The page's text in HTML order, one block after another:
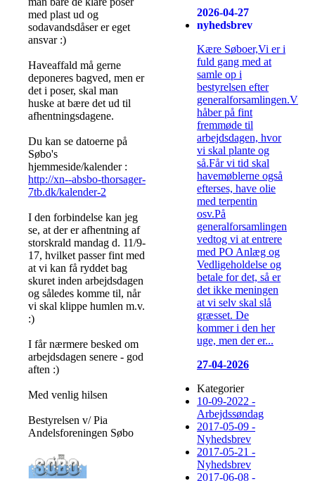
med plast ud og
sodavandsdåser er eget
ansvar :)
Haveaffald må gerne
deponeres bagved, men er
det i poser, skal man
huske at bære det ud til
afhentningsdagene.
Du kan se datoerne på
Søbo's
hjemmeside/kalender :
http://xn--absbo-thorsager-
7tb.dk/kalender-2
I den forbindelse kan jeg
se, at der er afhentning af
storskrald mandag d. 11/9-
17, hvilket passer fint med
at vi kan få ryddet bag
skuret inden arbejdsdagen
og således komme til, når
vi skal klippe humlen m.v.
:)
I får nærmere besked om
arbejdsdagen senere - god
aften :)
Med venlig hilsen
Bestyrelsen v/ Pia
Andelsforeningen Søbo
2026-04-27
nyhedsbrev
Kære Søboer,Vi er i
fuld gang med at
samle op i
bestyrelsen efter
generalforsamlingen.Vi
håber på fint
fremmøde til
arbejdsdagen, hvor
vi skal plante og
så.Får vi tid skal
havemøblerne også
efterses, have olie
med terpentin
osv.På
generalforsamlingen
vedtog vi at entrere
med PO Anlæg og
Vedligeholdelse og
betale for det, så er
det ikke meningen
at vi selv skal slå
græsset. De
kommer i den her
uge, men der er...
27-04-2026
Kategorier
10-09-2022 -
Arbejdssøndag
2017-05-09 -
Nyhedsbrev
2017-05-21 -
Nyhedsbrev
2017-06-08 -